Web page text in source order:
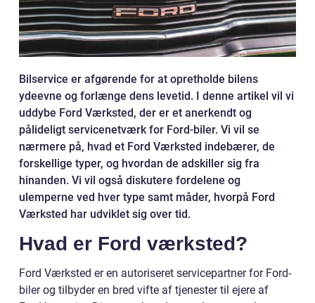
Bilservice er afgørende for at opretholde bilens
ydeevne og forlænge dens levetid. I denne artikel vil vi
uddybe Ford Værksted, der er et anerkendt og
pålideligt servicenetværk for Ford-biler. Vi vil se
nærmere på, hvad et Ford Værksted indebærer, de
forskellige typer, og hvordan de adskiller sig fra
hinanden. Vi vil også diskutere fordelene og
ulemperne ved hver type samt måder, hvorpå Ford
Værksted har udviklet sig over tid.
Hvad er Ford værksted?
Ford Værksted er en autoriseret servicepartner for Ford-
biler og tilbyder en bred vifte af tjenester til ejere af